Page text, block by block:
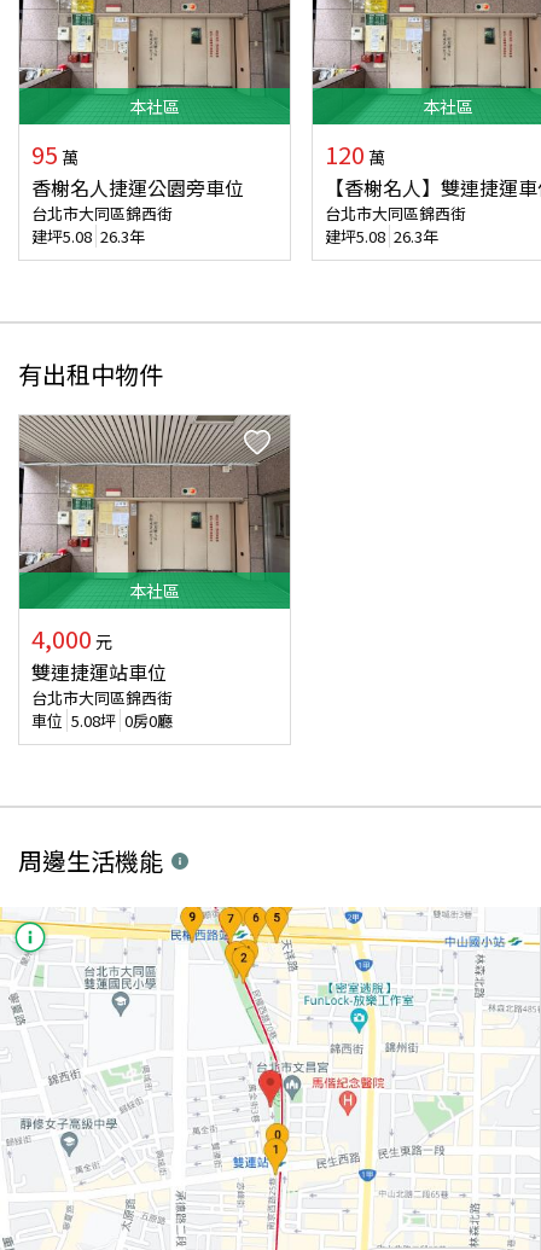
本社區
95 萬
香榭名人捷運公園旁車位
台北市大同區錦西街
建坪5.08 26.3年
本社區
120 萬
【香榭名人】雙連捷運
台北市大同區錦西街
建坪5.08 26.3年
有出租中物件
本社區
4,000 元
雙連捷運站車位
台北市大同區錦西街
車位 5.08坪 0房0廳
周邊生活機能